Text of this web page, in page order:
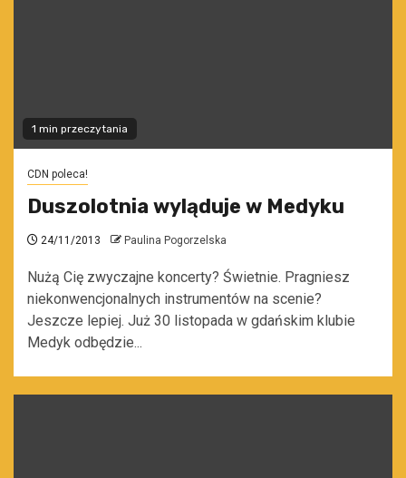
1 min przeczytania
CDN poleca!
Duszolotnia wyląduje w Medyku
24/11/2013 Paulina Pogorzelska
Nużą Cię zwyczajne koncerty? Świetnie. Pragniesz
niekonwencjonalnych instrumentów na scenie?
Jeszcze lepiej. Już 30 listopada w gdańskim klubie
Medyk odbędzie...